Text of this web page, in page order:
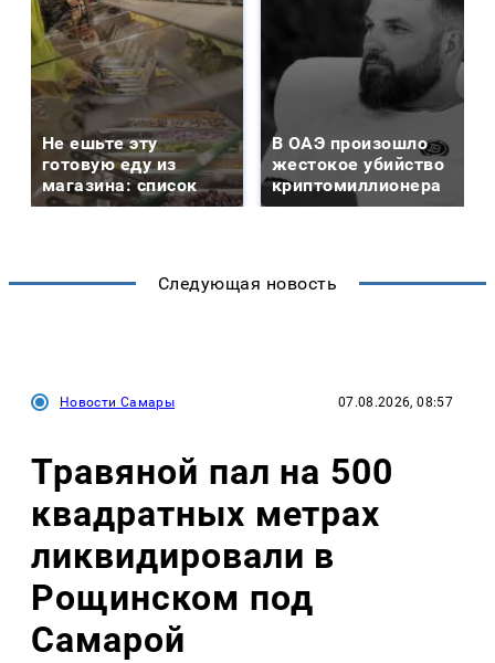
Не ешьте эту
готовую еду из
магазина: список
В ОАЭ произошло
жестокое убийство
криптомиллионера
Следующая новость
Новости Самары 07.08.2026, 08:57
Травяной пал на 500
квадратных метрах
ликвидировали в
Рощинском под
Самарой